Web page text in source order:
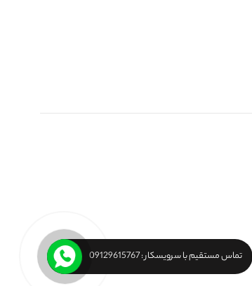
تماس مستقیم با سرویسکار : 09129615767